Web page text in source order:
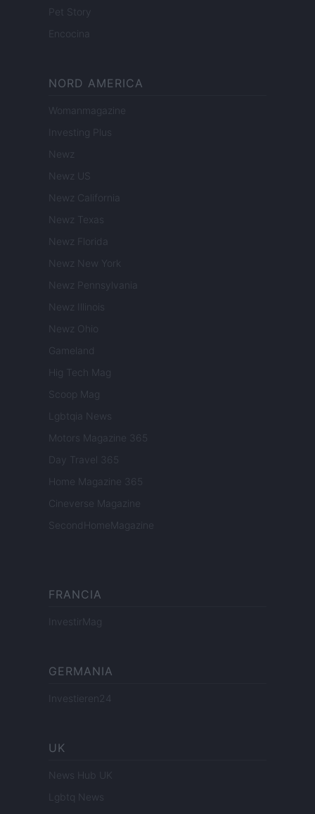
Pet Story
Encocina
NORD AMERICA
Womanmagazine
Investing Plus
Newz
Newz US
Newz California
Newz Texas
Newz Florida
Newz New York
Newz Pennsylvania
Newz Illinois
Newz Ohio
Gameland
Hig Tech Mag
Scoop Mag
Lgbtqia News
Motors Magazine 365
Day Travel 365
Home Magazine 365
Cineverse Magazine
SecondHomeMagazine
FRANCIA
InvestirMag
GERMANIA
Investieren24
UK
News Hub UK
Lgbtq News